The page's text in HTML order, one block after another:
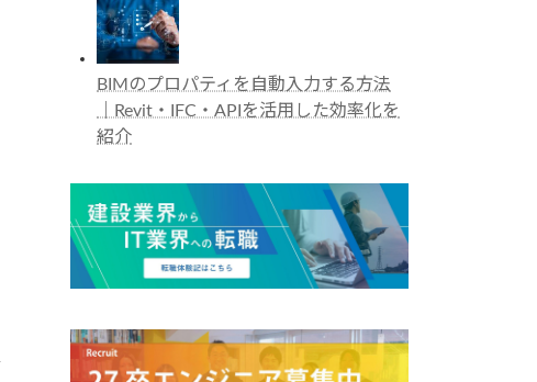
BIMのプロパティを自動入力する方法
｜Revit・IFC・APIを活用した効率化を
紹介